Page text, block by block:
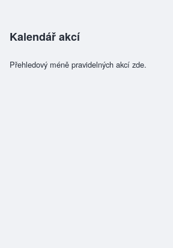
Kalendář akcí
Přehledový méně pravidelných akcí zde.